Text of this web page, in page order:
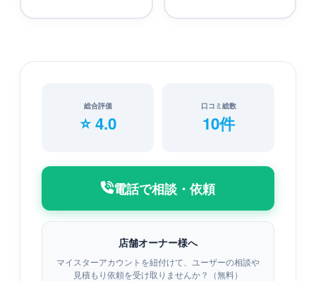
総合評価
⭐ 4.0
口コミ総数
10件
電話で相談・依頼
店舗オーナー様へ
マイスターアカウントを紐付けて、ユーザーの相談や
見積もり依頼を受け取りませんか？（無料）